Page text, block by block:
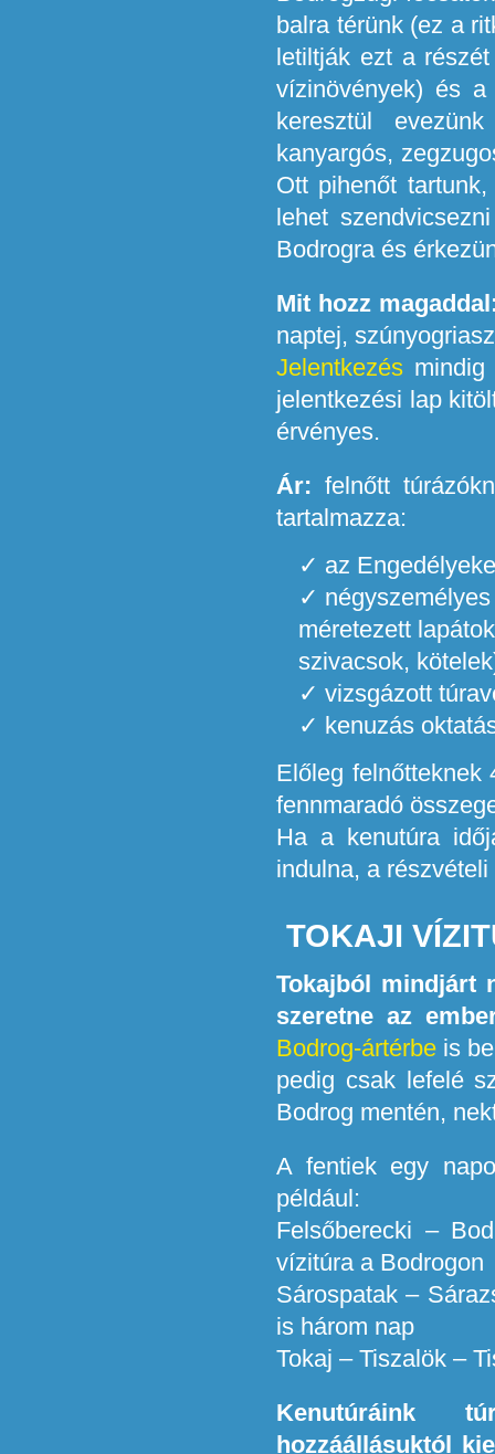
balra térünk (ez a
letiltják ezt a
vízinövények) és a
keresztül
kanyargós,
Ott pihenőt
lehet
Bodrogra és
Mit hozz
naptej,
Jelentkezés
jelentkezési lap
érvényes.
Ár: felnőtt
tartalmazza:
az
méretezett
szivacsok,
vizsgázott
kenuzás
Előleg felnőtteknek
fennmaradó
Ha a kenutúra
indulna, a
TOKAJI
Tokajból mindjárt
szeretne az
Bodrog-ártérbe is
pedig csak lefelé
Bodrog mentén,
A fentiek egy
például:
Felsőberecki –
vízitúra a Bodrogon
Sárospatak –
is három nap
Tokaj – Tiszalök –
Kenutúráink
hozzáállásuktól